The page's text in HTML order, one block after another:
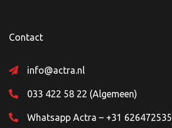
Contact
info@actra.nl
033 422 58 22 (Algemeen)
Whatsapp Actra – +31 626472535